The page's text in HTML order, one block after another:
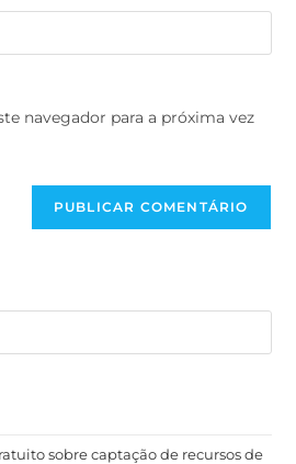
navegador para a próxima vez
sobre captação de recursos de